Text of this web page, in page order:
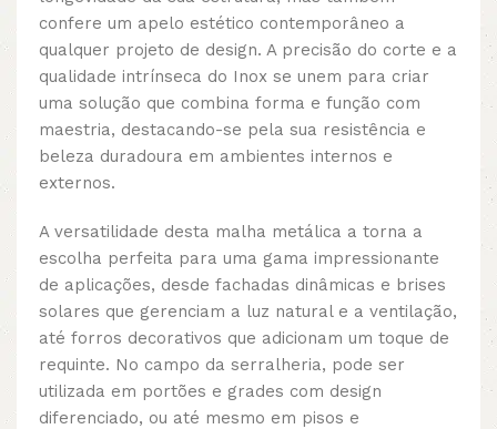
confere um apelo estético contemporâneo a
qualquer projeto de design. A precisão do corte e a
qualidade intrínseca do Inox se unem para criar
uma solução que combina forma e função com
maestria, destacando-se pela sua resistência e
beleza duradoura em ambientes internos e
externos.
A versatilidade desta malha metálica a torna a
escolha perfeita para uma gama impressionante
de aplicações, desde fachadas dinâmicas e brises
solares que gerenciam a luz natural e a ventilação,
até forros decorativos que adicionam um toque de
requinte. No campo da serralheria, pode ser
utilizada em portões e grades com design
diferenciado, ou até mesmo em pisos e